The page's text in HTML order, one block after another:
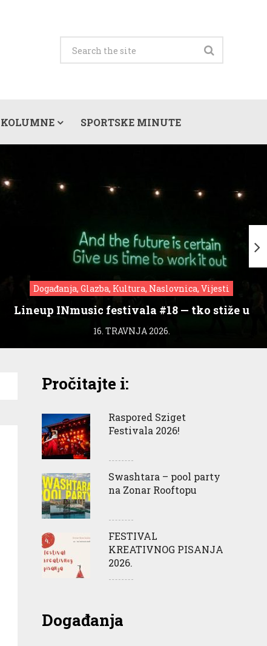
KOLUMNE SPORTSKE MINUTE
Događanja, Glazba, Kultura, Naslovnica, Vijesti
Lineup INmusic festivala #18 — tko stiže u
Zagreb?
16. TRAVNJA 2026.
Pročitajte i:
Raspored Sziget
Festivala 2026!
Swashtara – pool party
na Zonar Rooftopu
FESTIVAL
KREATIVNOG PISANJA
2026.
Događanja